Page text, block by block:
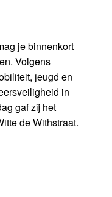
je binnenkort
Volgens
jeugd en
in
gaf zij het
de Withstraat.